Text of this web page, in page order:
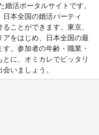
活ポータルサイトです。
本全国の婚活パーティ
ことができます。東京、
をはじめ、日本全国の最
。参加者の年齢・職業・
に、オミカレでピッタリ
いましょう。